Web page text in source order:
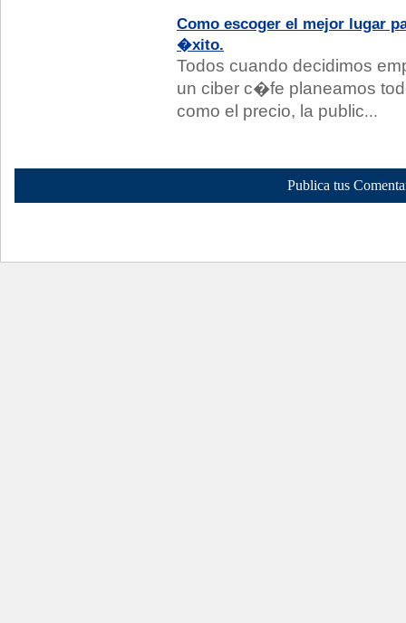
Como escoger el mejor lugar
�xito.
Todos cuando decidimos
un ciber c�fe planeamos
como el precio, la public...
Publica tus